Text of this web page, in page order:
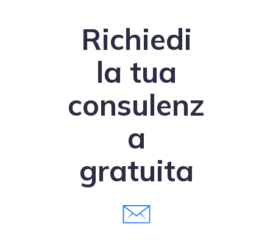
Richiedi
la tua
consulenz
a
gratuita